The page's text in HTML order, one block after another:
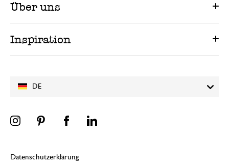
DE
Über uns
Inspiration
Datenschutzerklärung